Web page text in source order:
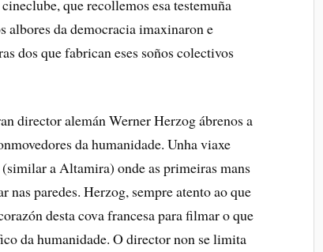
que recollemos esa testemuña
albores da democracia imaxinaron e
dos que fabrican eses soños colectivos
director alemán Werner Herzog ábrenos a
da humanidade. Unha viaxe
a Altamira) onde as primeiras mans
paredes. Herzog, sempre atento ao que
desta cova francesa para filmar o que
da humanidade. O director non se limita